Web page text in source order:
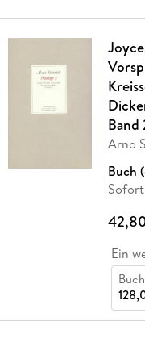
Band
Arno
Buch
Ein